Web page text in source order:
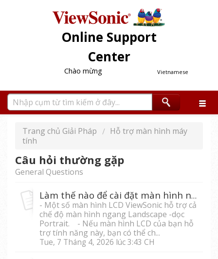
Online Support
Center
Vietnamese
Chào mừng
Trang chủ Giải Pháp
Hỗ trợ màn hình máy
tính
Câu hỏi thường gặp
General Questions
Làm thế nào để cài đặt màn hình ngang (Landscape)-dọc (Portrait) ?
- Một số màn hình LCD ViewSonic hỗ trợ cả
chế độ màn hình ngang Landscape -dọc
Portrait. - Nếu màn hình LCD của bạn hỗ
trợ tính năng này, bạn có thể ch...
Tue, 7 Tháng 4, 2026 lúc 3:43 CH